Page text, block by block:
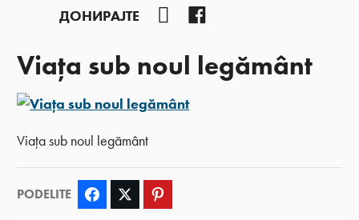
ДОНИРАЈТЕ YouTube
Viața sub noul legământ
Viața sub noul legământ
PODELITE Facebook Twitter